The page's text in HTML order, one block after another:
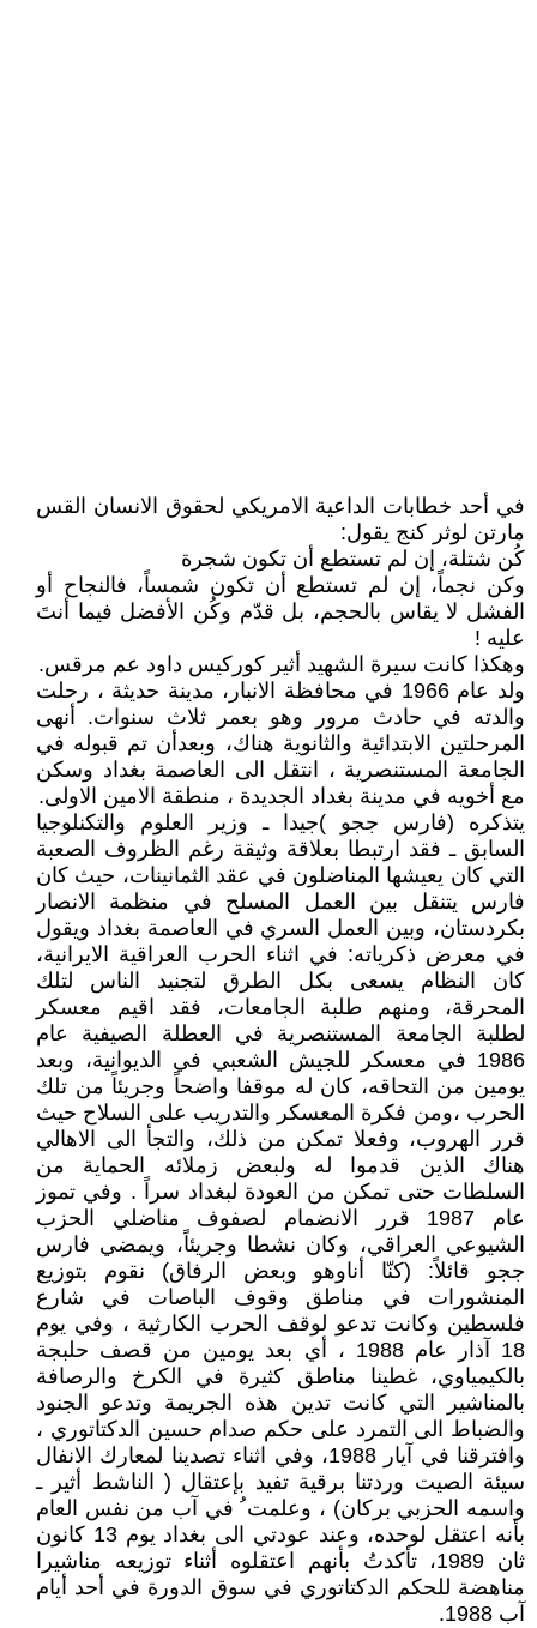
في أحد خطابات الداعية الامريكي لحقوق الانسان القس
مارتن لوثر كنج يقول:
كُن شتلة، إن لم تستطع أن تكون شجرة
وكن نجماً، إن لم تستطع أن تكون شمساً، فالنجاح أو
الفشل لا يقاس بالحجم، بل قدّم وكُن الأفضل فيما أنتَ
عليه !
وهكذا كانت سيرة الشهيد أثير كوركيس داود عم مرقس.
ولد عام 1966 في محافظة الانبار، مدينة حديثة ، رحلت
والدته في حادث مرور وهو بعمر ثلاث سنوات. أنهى
المرحلتين الابتدائية والثانوية هناك، وبعدأن تم قبوله في
الجامعة المستنصرية ، انتقل الى العاصمة بغداد وسكن
مع أخويه في مدينة بغداد الجديدة ، منطقة الامين الاولى.
يتذكره (فارس ججو )جيدا ـ وزير العلوم والتكنلوجيا
السابق ـ فقد ارتبطا بعلاقة وثيقة رغم الظروف الصعبة
التي كان يعيشها المناضلون في عقد الثمانينات، حيث كان
فارس يتنقل بين العمل المسلح في منظمة الانصار
بكردستان، وبين العمل السري في العاصمة بغداد ويقول
في معرض ذكرياته: في اثناء الحرب العراقية الايرانية،
كان النظام يسعى بكل الطرق لتجنيد الناس لتلك
المحرقة، ومنهم طلبة الجامعات، فقد اقيم معسكر
لطلبة الجامعة المستنصرية في العطلة الصيفية عام
1986 في معسكر للجيش الشعبي في الديوانية، وبعد
يومين من التحاقه، كان له موقفا واضحاً وجريئاً من تلك
الحرب ،ومن فكرة المعسكر والتدريب على السلاح حيث
قرر الهروب، وفعلا تمكن من ذلك، والتجأ الى الاهالي
هناك الذين قدموا له ولبعض زملائه الحماية من
السلطات حتى تمكن من العودة لبغداد سراً . وفي تموز
عام 1987 قرر الانضمام لصفوف مناضلي الحزب
الشيوعي العراقي، وكان نشطا وجريئاً، ويمضي فارس
ججو قائلاً: (كنّا أناوهو وبعض الرفاق) نقوم بتوزيع
المنشورات في مناطق وقوف الباصات في شارع
فلسطين وكانت تدعو لوقف الحرب الكارثية ، وفي يوم
18 آذار عام 1988 ، أي بعد يومين من قصف حلبجة
بالكيمياوي، غطينا مناطق كثيرة في الكرخ والرصافة
بالمناشير التي كانت تدين هذه الجريمة وتدعو الجنود
والضباط الى التمرد على حكم صدام حسين الدكتاتوري ،
وافترقنا في آيار 1988، وفي اثناء تصدينا لمعارك الانفال
سيئة الصيت وردتنا برقية تفيد بإعتقال ( الناشط أثير ـ
واسمه الحزبي بركان) ، وعلمت ُ في آب من نفس العام
بأنه اعتقل لوحده، وعند عودتي الى بغداد يوم 13 كانون
ثان 1989، تأكدتُ بأنهم اعتقلوه أثناء توزيعه مناشيرا
مناهضة للحكم الدكتاتوري في سوق الدورة في أحد أيام
آب 1988.